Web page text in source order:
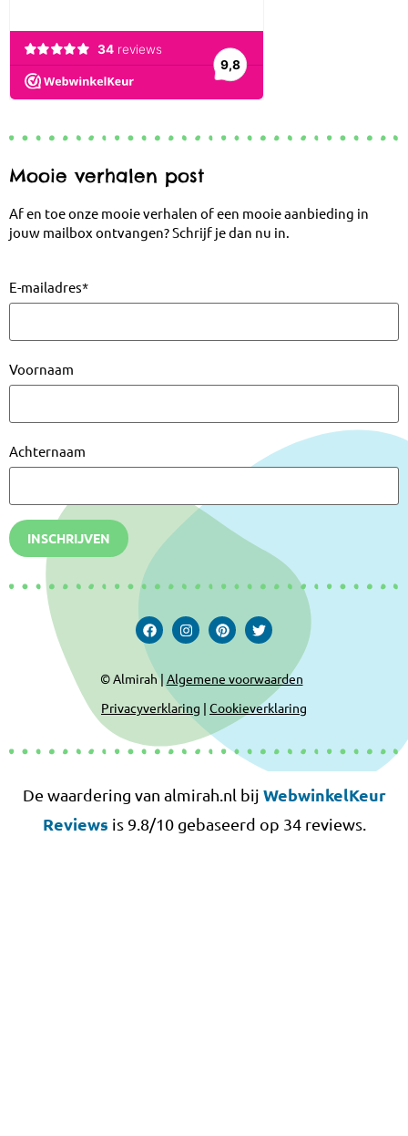
Mooie verhalen post
Af en toe onze mooie verhalen of een mooie aanbieding in
jouw mailbox ontvangen? Schrijf je dan nu in.
E-mailadres*
Voornaam
Achternaam
INSCHRIJVEN
© Almirah | Algemene voorwaarden
Privacyverklaring | Cookieverklaring
De waardering van almirah.nl bij WebwinkelKeur
Reviews is 9.8/10 gebaseerd op 34 reviews.